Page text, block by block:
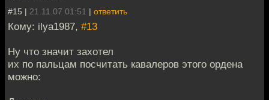
#15 | 21.11.07 01:51 | ответить
Кому: ilya1987, #13
Ну что значит захотел
их по пальцам посчитать кавалеров этого ордена
можно: